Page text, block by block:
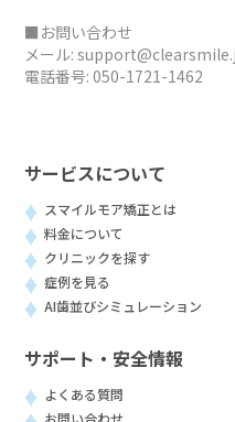
■お問い合わせ
メール:
電話番号: 050-1721-1462
サービスについて
スマイルモア矯正とは
料金について
クリニックを探す
症例を見る
AI歯並びシミュレーション
サポート・安全情報
よくある質問
お問い合わせ